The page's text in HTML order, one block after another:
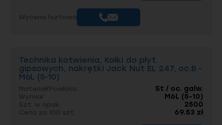
Technika kotwienia, Kołki do płyt
gipsowych, nakrętki Jack Nut EL 247, oc.B -
M6L (5-10)
St / oc. galw.
M6L (5-10)
2500
69.53 zł